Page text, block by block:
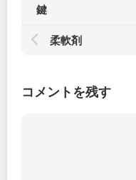
鍵
柔軟剤
コメントを残す